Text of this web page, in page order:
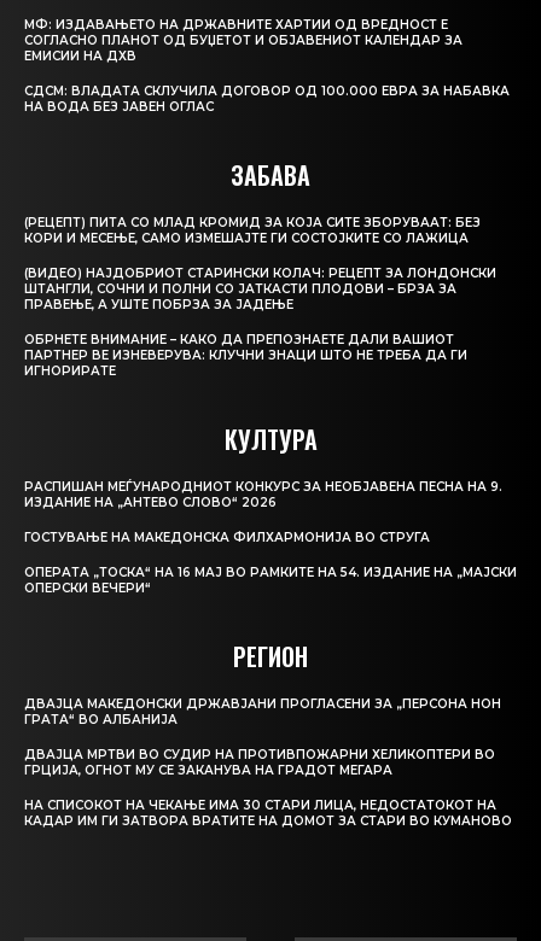
МФ: ИЗДАВАЊЕТО НА ДРЖАВНИТЕ ХАРТИИ ОД ВРЕДНОСТ Е
СОГЛАСНО ПЛАНОТ ОД БУЏЕТОТ И ОБЈАВЕНИОТ КАЛЕНДАР ЗА
ЕМИСИИ НА ДХВ
СДСМ: ВЛАДАТА СКЛУЧИЛА ДОГОВОР ОД 100.000 ЕВРА ЗА НАБАВКА
НА ВОДА БЕЗ ЈАВЕН ОГЛАС
ЗАБАВА
(РЕЦЕПТ) ПИТА СО МЛАД КРОМИД ЗА КОЈА СИТЕ ЗБОРУВААТ: БЕЗ
КОРИ И МЕСЕЊЕ, САМО ИЗМЕШАЈТЕ ГИ СОСТОЈКИТЕ СО ЛАЖИЦА
(ВИДЕО) НАЈДОБРИОТ СТАРИНСКИ КОЛАЧ: РЕЦЕПТ ЗА ЛОНДОНСКИ
ШТАНГЛИ, СОЧНИ И ПОЛНИ СО ЈАТКАСТИ ПЛОДОВИ – БРЗА ЗА
ПРАВЕЊЕ, А УШТЕ ПОБРЗА ЗА ЈАДЕЊЕ
ОБРНЕТЕ ВНИМАНИЕ – КАКО ДА ПРЕПОЗНАЕТЕ ДАЛИ ВАШИОТ
ПАРТНЕР ВЕ ИЗНЕВЕРУВА: КЛУЧНИ ЗНАЦИ ШТО НЕ ТРЕБА ДА ГИ
ИГНОРИРАТЕ
КУЛТУРА
РАСПИШАН МЕЃУНАРОДНИОТ КОНКУРС ЗА НЕОБЈАВЕНА ПЕСНА НА 9.
ИЗДАНИЕ НА „АНТЕВО СЛОВО“ 2026
ГОСТУВАЊЕ НА МАКЕДОНСКА ФИЛХАРМОНИЈА ВО СТРУГА
ОПЕРАТА „ТОСКА“ НА 16 МАЈ ВО РАМКИТЕ НА 54. ИЗДАНИЕ НА „МАЈСКИ
ОПЕРСКИ ВЕЧЕРИ“
РЕГИОН
ДВАЈЦА МАКЕДОНСКИ ДРЖАВЈАНИ ПРОГЛАСЕНИ ЗА „ПЕРСОНА НОН
ГРАТА“ ВО АЛБАНИЈА
ДВАЈЦА МРТВИ ВО СУДИР НА ПРОТИВПОЖАРНИ ХЕЛИКОПТЕРИ ВО
ГРЦИЈА, ОГНОТ МУ СЕ ЗАКАНУВА НА ГРАДОТ МЕГАРА
НА СПИСОКОТ НА ЧЕКАЊЕ ИМА 30 СТАРИ ЛИЦА, НЕДОСТАТОКОТ НА
КАДАР ИМ ГИ ЗАТВОРА ВРАТИТЕ НА ДОМОТ ЗА СТАРИ ВО КУМАНОВО